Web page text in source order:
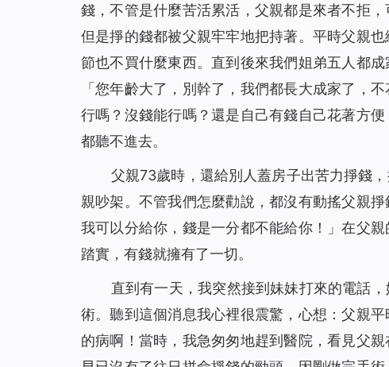
錢，不管是什麼苦活累活，父親都是來者不拒
但是掙的錢都被父親牢牢地把持著。平時父親
節也不買什麼東西。直到後來我們姐弟五人都
「您年齡大了，別幹了，我們都長大成家了，
行嗎？沒錢能行嗎？還是自己有錢自己花著方
都聽不進去。
父親73歲時，還給別人蓋房子出苦力掙錢
親吵架。不管我們怎麼勸說，都沒有動搖父親
我可以分給你，錢是一分都不能給你！」在父
踏實，有錢就擁有了一切。
直到有一天，我突然接到妹妹打來的電話
術。聽到這個消息我心裡很震驚，心想：父親
的病啊！當時，我急匆匆地趕到醫院，看見父